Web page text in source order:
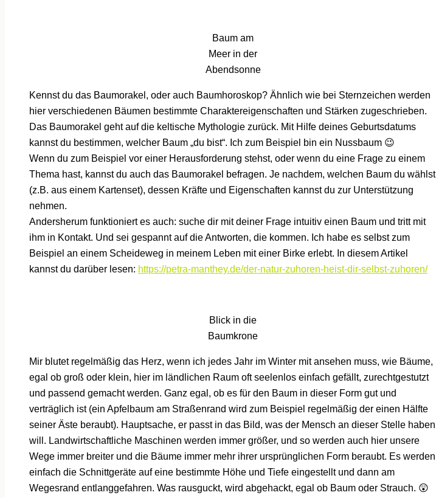
Baum am
Meer in der
Abendsonne
Kennst du das Baumorakel, oder auch Baumhoroskop? Ähnlich wie bei Sternzeichen werden
hier verschiedenen Bäumen bestimmte Charaktereigenschaften und Stärken zugeschrieben.
Das Baumorakel geht auf die keltische Mythologie zurück. Mit Hilfe deines Geburtsdatums
kannst du bestimmen, welcher Baum „du bist“. Ich zum Beispiel bin ein Nussbaum 😉
Wenn du zum Beispiel vor einer Herausforderung stehst, oder wenn du eine Frage zu einem
Thema hast, kannst du auch das Baumorakel befragen. Je nachdem, welchen Baum du wählst
(z.B. aus einem Kartenset), dessen Kräfte und Eigenschaften kannst du zur Unterstützung
nehmen.
Andersherum funktioniert es auch: suche dir mit deiner Frage intuitiv einen Baum und tritt mit
ihm in Kontakt. Und sei gespannt auf die Antworten, die kommen. Ich habe es selbst zum
Beispiel an einem Scheideweg in meinem Leben mit einer Birke erlebt. In diesem Artikel
kannst du darüber lesen: https://petra-manthey.de/der-natur-zuhoren-heist-dir-selbst-zuhoren/
Blick in die
Baumkrone
Mir blutet regelmäßig das Herz, wenn ich jedes Jahr im Winter mit ansehen muss, wie Bäume,
egal ob groß oder klein, hier im ländlichen Raum oft seelenlos einfach gefällt, zurechtgestutzt
und passend gemacht werden. Ganz egal, ob es für den Baum in dieser Form gut und
verträglich ist (ein Apfelbaum am Straßenrand wird zum Beispiel regelmäßig der einen Hälfte
seiner Äste beraubt). Hauptsache, er passt in das Bild, was der Mensch an dieser Stelle haben
will. Landwirtschaftliche Maschinen werden immer größer, und so werden auch hier unsere
Wege immer breiter und die Bäume immer mehr ihrer ursprünglichen Form beraubt. Es werden
einfach die Schnittgeräte auf eine bestimmte Höhe und Tiefe eingestellt und dann am
Wegesrand entlanggefahren. Was rausguckt, wird abgehackt, egal ob Baum oder Strauch. 😲